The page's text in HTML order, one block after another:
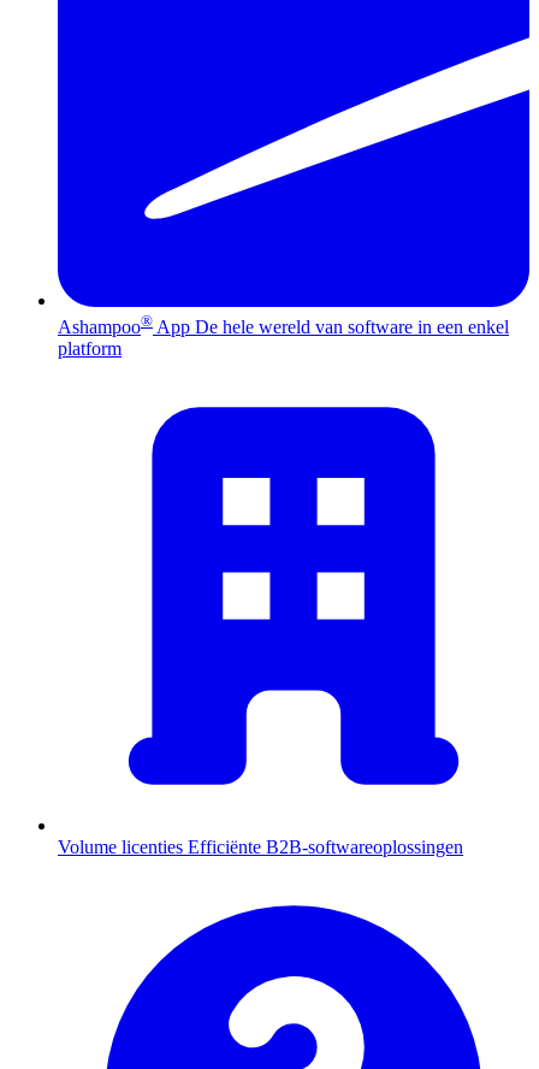
Ashampoo® App De hele wereld van software in een enkel
platform
Volume licenties Efficiënte B2B-softwareoplossingen